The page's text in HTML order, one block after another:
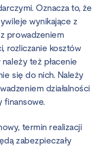
Oznacza to, że
wynikające z
prowadzeniem
rozliczanie kosztów
też płacenie
się do nich. Należy
działalności
finansowe.
termin realizacji
zabezpieczały